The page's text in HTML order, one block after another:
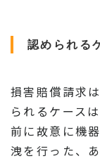
認められる
損害賠償請求
られるケース
前に故意に機
洩を行った、